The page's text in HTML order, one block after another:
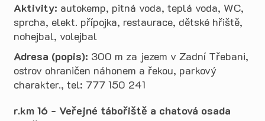
Aktivity: autokemp, pitná voda, teplá voda, WC,
sprcha, elekt. přípojka, restaurace, dětské hřiště,
nohejbal, volejbal
Adresa (popis): 300 m za jezem v Zadní Třebani,
ostrov ohraničen náhonem a řekou, parkový
charakter., tel: 777 150 241
r.km 16 - Veřejné tábořiště a chatová osada